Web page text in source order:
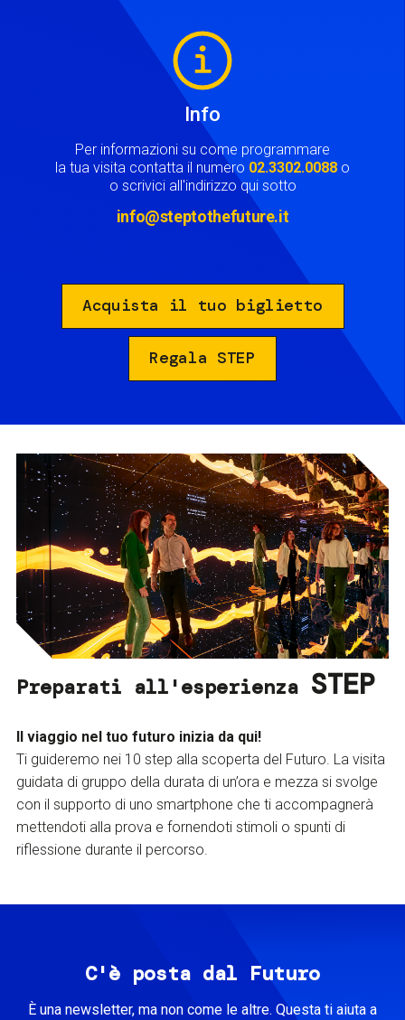
Info
Per informazioni su come programmare
la tua visita contatta il numero 02.3302.0088 o
o scrivici all'indirizzo qui sotto
info@steptothefuture.it
Acquista il tuo biglietto
Regala STEP
Preparati all'esperienza STEP
Il viaggio nel tuo futuro inizia da qui!
Ti guideremo nei 10 step alla scoperta del Futuro. La visita
guidata di gruppo della durata di un’ora e mezza si svolge
con il supporto di uno smartphone che ti accompagnerà
mettendoti alla prova e fornendoti stimoli o spunti di
riflessione durante il percorso.
C'è posta dal Futuro
È una newsletter, ma non come le altre. Questa ti aiuta a